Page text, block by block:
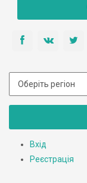
Вхід
Реєстрація